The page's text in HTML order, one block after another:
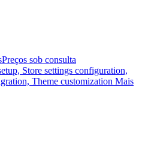
Preços sob consulta
Store settings configuration,
Theme customization Mais